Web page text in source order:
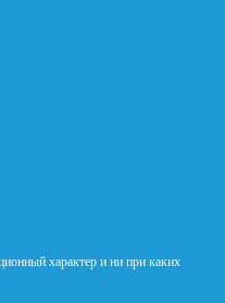
характер и ни при каких